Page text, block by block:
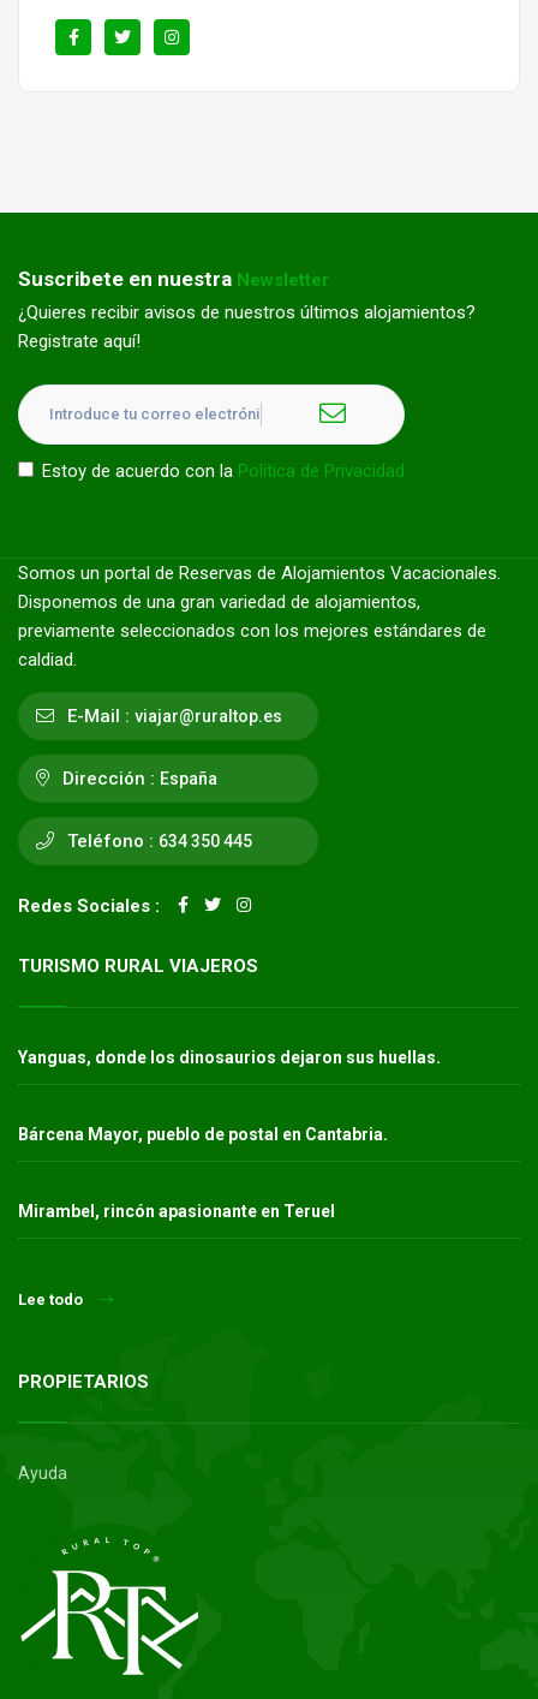
Suscribete en nuestra Newsletter
¿Quieres recibir avisos de nuestros últimos alojamientos?
Registrate aquí!
Estoy de acuerdo con la Política de Privacidad
Somos un portal de Reservas de Alojamientos Vacacionales.
Disponemos de una gran variedad de alojamientos,
previamente seleccionados con los mejores estándares de
caldiad.
E-Mail : viajar@ruraltop.es
Dirección : España
Teléfono : 634 350 445
Redes Sociales :
TURISMO RURAL VIAJEROS
Yanguas, donde los dinosaurios dejaron sus huellas.
Bárcena Mayor, pueblo de postal en Cantabria.
Mirambel, rincón apasionante en Teruel
Lee todo
PROPIETARIOS
Ayuda